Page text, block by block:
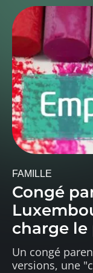
FAMILLE
Congé
charge le
Un congé
versions, une